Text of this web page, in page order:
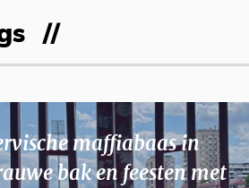
maffiabaas in
bak en feesten met